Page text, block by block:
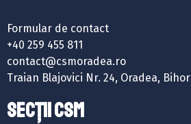
Formular de contact
+40 259 455 811
contact@csmoradea.ro
Traian Blajovici Nr. 24, Oradea, Bihor
SECȚII CSM